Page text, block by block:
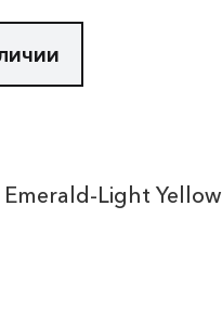
Emerald-Light Yellow